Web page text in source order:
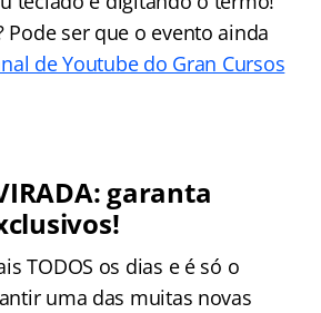
Pode ser que o evento ainda
de Youtube do Gran Cursos
garanta
TODOS os dias e é só o
uma das muitas novas